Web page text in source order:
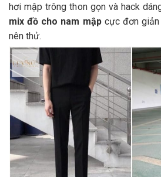
hơi mập trông thon gọn và hack
mix đồ cho nam mập cực đơn
nên thử.